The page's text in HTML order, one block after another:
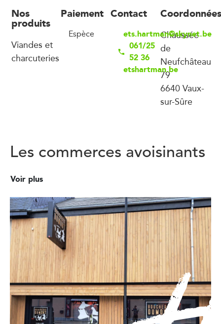
Nos
produits
Viandes et
charcuteries
Paiement
Espèce
Contact
ets.hartman@skynet.be
061/25
52 36
etshartman.be
Coordonnées
Chaussée
de
Neufchâteau
79
6640 Vaux-
sur-Sûre
Les commerces avoisinants
Voir plus